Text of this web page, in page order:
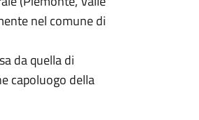
nel comune di
da quella di
capoluogo della